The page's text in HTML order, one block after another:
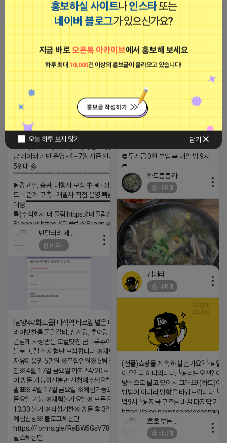
홍보하실 사이트나인스타또는
네이버 블로그가 있으신가요?
지금 바로오픈톡 아카이브에서 홍보해 보세요
하루 최대10,000건 이상의 홍보글이 올라오고 있습니다!
오늘 하루 보지 않기 닫기
https://blog.naver.com/pshwin2/
티비 보는 라이언
비공개
트래픽 ‘진짜 반영되는’ 구조로 결과로 보여드립
니다. ▶네이버◀ 리워드 스테이 / 가드 / 자몽 등
- 시즌키워드 최상단 상승&유지 多 - 로직변화,
프로그램 이슈 민감 대응
▔▔▔▔▔▔▔▔▔▔▔▔▔▔▔▔▔▔ ▶쿠팡◀
량 데이터 기반 운영 - 4~7월 시즌 인기 키워드
5위내 多
▔▔▔▔▔▔▔▔▔▔▔▔▔▔▔▔▔▔
▶광고주, 총판, 대행사 모집 中◀ - 장기 협업 파
트너 관계 구축 - 개발사 직접 운영 빠른 피드백
대응 ▔▔▔▔▔▔▔▔▔▔▔▔▔▔▔▔▔▔ (카
톡)주식회사 더 풀림 https://더풀림상
담.enn.kr https://더풀림상담.enn.kr
2026-04-18 17:26
로드제인
비공개
⛔️ 투자금 0원 부업 ➡️ 내일 밤 9시
⛔️
2026-04-18 17:23
하트뿅뿅 라이언
비공개
https://m.blog.naver.com/
2026-04-18 17:23
비공개
[남양주/화도읍] 마석역 바로앞 넓은 매장과, 프
라이빗한룸 물닭갈비, 삼계탕, 추어탕 맛집 10
년넘게 사랑받는 로컬맛집 곰나루추어탕에서
블로그, 릴스 체험단 모집합니다 ※체험메뉴※
자유이용권 5만원 ※모집인원※ 5팀 ※모집기
간※ 4월 17일 금요일 까지 *4/20 ~ 4/26 사
이 방문 가능하신분만 신청해주세요* ※체험단
발표※ 4월 17일 금요일 ※체험가능요일※ 모
든요일 가능 ※체험불가요일※ 모든요일 12 ~
13:30 불가 ※작성기한※ 방문 후 3일 이내 ※
체험신청※ 블로그체험단
https://forms.gle/ReBW5GsV789ur2Pz6
릴스체험단
김대리
비공개
(선물)쇼핑몰 계속 하실 건가요? ╰➤열
이유? 딱 하나입니다. ╰➤레드오션? 아
방식으로 팔고 있어서 그래요! (하트)이
방법이 아니라 방향을 바꿔드립니다
녁9시 ╰➤지금 구조를 바꿀 마지막 기회
https://blog.naver.com/eocomim/
2026-04-18 17:15
비공개